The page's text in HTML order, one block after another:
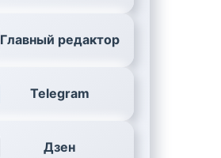
Главный редактор
Telegram
Дзен